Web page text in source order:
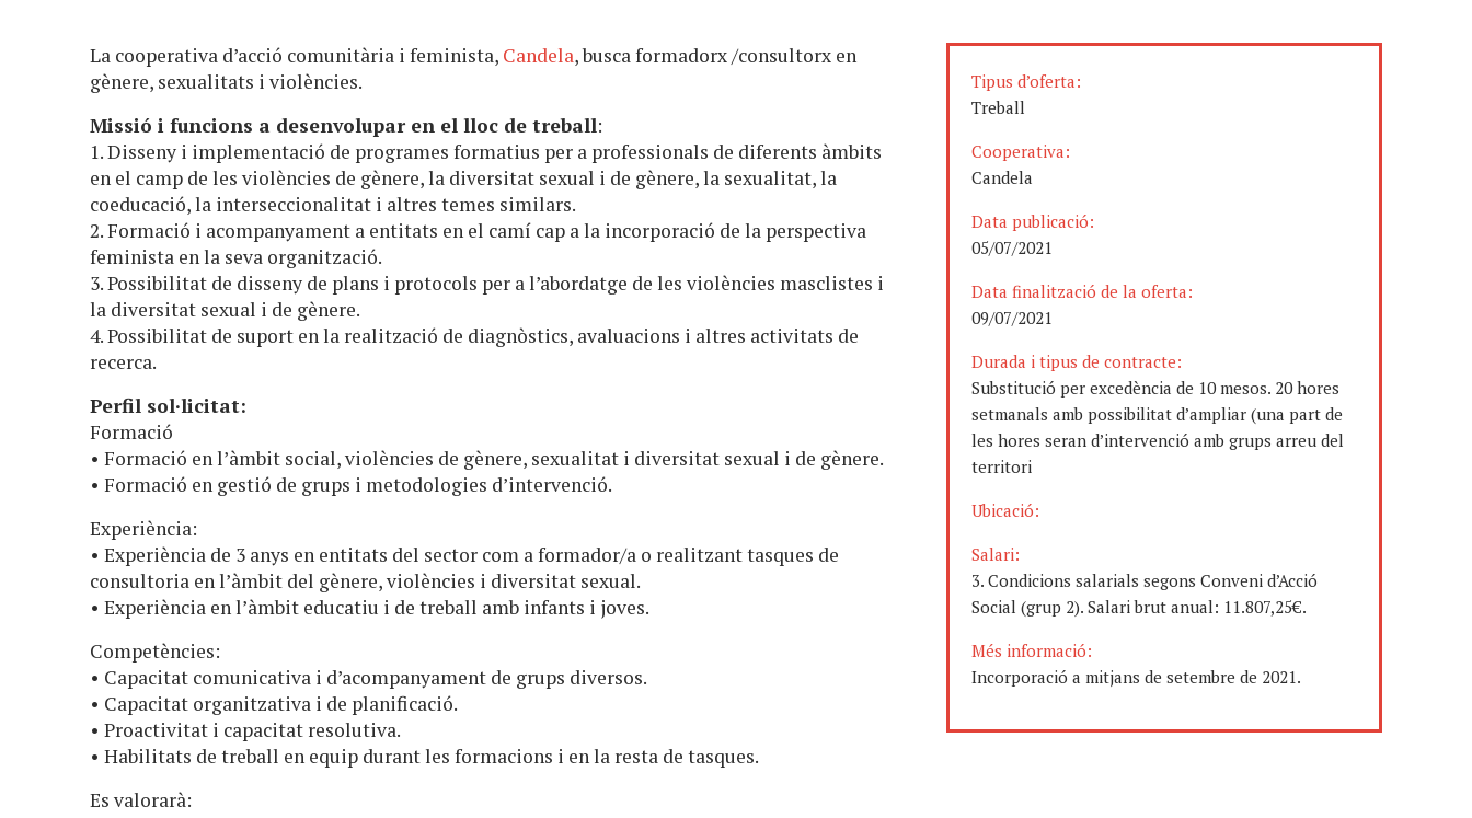
La cooperativa d’acció comunitària i feminista, Candela, busca formadorx /consultorx en
gènere, sexualitats i violències.
Missió i funcions a desenvolupar en el lloc de treball:
1. Disseny i implementació de programes formatius per a professionals de diferents àmbits
en el camp de les violències de gènere, la diversitat sexual i de gènere, la sexualitat, la
coeducació, la interseccionalitat i altres temes similars.
2. Formació i acompanyament a entitats en el camí cap a la incorporació de la perspectiva
feminista en la seva organització.
3. Possibilitat de disseny de plans i protocols per a l’abordatge de les violències masclistes i
la diversitat sexual i de gènere.
4. Possibilitat de suport en la realització de diagnòstics, avaluacions i altres activitats de
recerca.
Perfil sol·licitat:
Formació
• Formació en l’àmbit social, violències de gènere, sexualitat i diversitat sexual i de gènere.
• Formació en gestió de grups i metodologies d’intervenció.
Experiència:
• Experiència de 3 anys en entitats del sector com a formador/a o realitzant tasques de
consultoria en l’àmbit del gènere, violències i diversitat sexual.
• Experiència en l’àmbit educatiu i de treball amb infants i joves.
Competències:
• Capacitat comunicativa i d’acompanyament de grups diversos.
• Capacitat organitzativa i de planificació.
• Proactivitat i capacitat resolutiva.
• Habilitats de treball en equip durant les formacions i en la resta de tasques.
Es valorarà:
Tipus d’oferta:
Treball
Cooperativa:
Candela
Data publicació:
05/07/2021
Data finalització de la oferta:
09/07/2021
Durada i tipus de contracte:
Substitució per excedència de 10 mesos. 20 hores
setmanals amb possibilitat d’ampliar (una part de
les hores seran d’intervenció amb grups arreu del
territori
Ubicació:
Salari:
3. Condicions salarials segons Conveni d’Acció
Social (grup 2). Salari brut anual: 11.807,25€.
Més informació:
Incorporació a mitjans de setembre de 2021.